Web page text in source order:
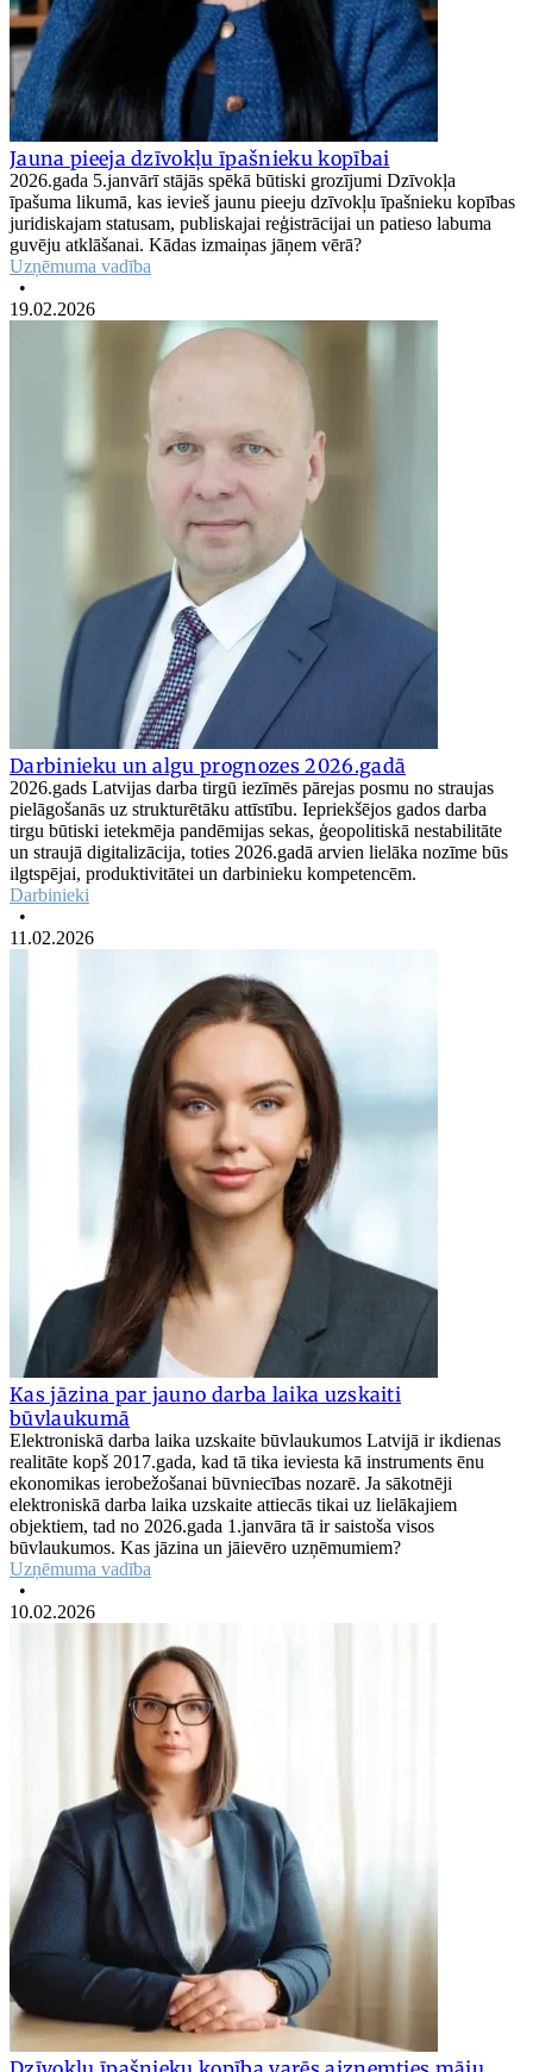
Jauna pieeja dzīvokļu īpašnieku kopībai
2026.gada 5.janvārī stājās spēkā būtiski grozījumi Dzīvokļa
īpašuma likumā, kas ievieš jaunu pieeju dzīvokļu īpašnieku kopības
juridiskajam statusam, publiskajai reģistrācijai un patieso labuma
guvēju atklāšanai. Kādas izmaiņas jāņem vērā?
Uzņēmuma vadība
•
19.02.2026
Darbinieku un algu prognozes 2026.gadā
2026.gads Latvijas darba tirgū iezīmēs pārejas posmu no straujas
pielāgošanās uz strukturētāku attīstību. Iepriekšējos gados darba
tirgu būtiski ietekmēja pandēmijas sekas, ģeopolitiskā nestabilitāte
un straujā digitalizācija, toties 2026.gadā arvien lielāka nozīme būs
ilgtspējai, produktivitātei un darbinieku kompetencēm.
Darbinieki
•
11.02.2026
Kas jāzina par jauno darba laika uzskaiti
būvlaukumā
Elektroniskā darba laika uzskaite būvlaukumos Latvijā ir ikdienas
realitāte kopš 2017.gada, kad tā tika ieviesta kā instruments ēnu
ekonomikas ierobežošanai būvniecības nozarē. Ja sākotnēji
elektroniskā darba laika uzskaite attiecās tikai uz lielākajiem
objektiem, tad no 2026.gada 1.janvāra tā ir saistoša visos
būvlaukumos. Kas jāzina un jāievēro uzņēmumiem?
Uzņēmuma vadība
•
10.02.2026